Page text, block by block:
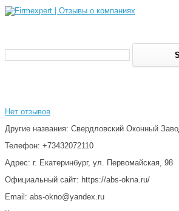
Нет отзывов
Другие названия: Свердловский Оконный
Телефон: +73432072110
Адрес: г. Екатеринбург, ул. Первомайская, 98
Официальный сайт: https://abs-okna.ru/
Email: abs-okno@yandex.ru